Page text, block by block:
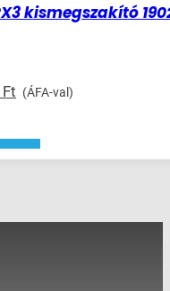
kismegszakító
Ft Current
3
250 Ft.
(ÁFA-val)